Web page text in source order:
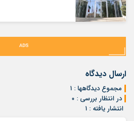
ارسال دیدگاه
مجموع دیدگاهها : ۱
در انتظار بررسی : ۰
انتشار یافته : ۱